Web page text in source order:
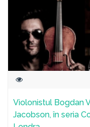
Violonistul Bogdan
Jacobson, în seria